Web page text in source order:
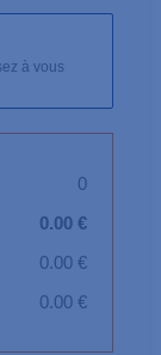
à vous
0
0.00 €
0.00 €
0.00 €